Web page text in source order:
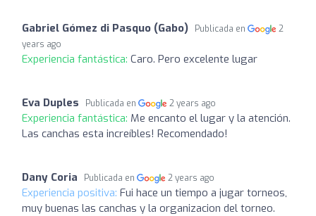
Gabriel Gómez di Pasquo (Gabo) Publicada en
2
years ago
Experiencia fantástica: Caro. Pero excelente lugar
Eva Duples Publicada en 2 years ago
Experiencia fantástica: Me encanto el lugar y la atención.
Las canchas esta increíbles! Recomendado!
Dany Coria Publicada en 2 years ago
Experiencia positiva: Fui hace un tiempo a jugar torneos,
muy buenas las canchas y la organizacion del torneo.